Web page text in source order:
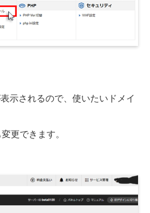
示されるので、使いたいドメイ
更できます。